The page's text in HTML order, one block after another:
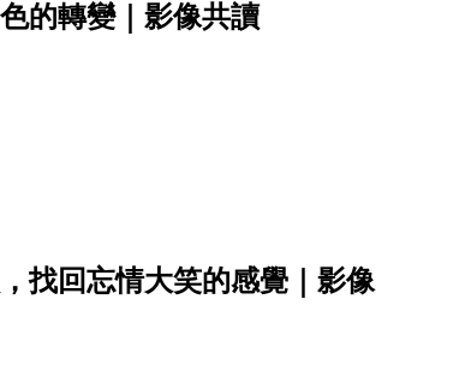
的轉變｜影像共讀
找回忘情大笑的感覺｜影像